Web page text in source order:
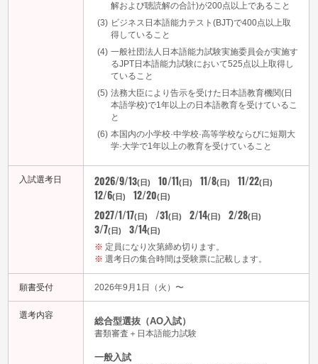
解および聴読解の合計)が200点以上であること
ビジネス日本語能力テスト(BJT)で400点以上取
得していること
一般社団法人日本語能力試験実施委員会が実施す
るJPT日本語能力試験において525点以上取得し
ていること
法務大臣により告示を受けた日本語教育機関(日
本語学校)で1年以上の日本語教育を受けているこ
と
本国内の小学校·中学校·高等学校ならびに短期大
学·大学で1年以上の教育を受けていること
入試選考日 2026/9/13(日) 10/11(日) 11/8(日) 11/22(日)
12/6(日) 12/20(日)
2027/1/17(日) /31(日) 2/14(日) 2/28(日)
3/7(日) 3/14(日)
定員になり次第締め切ります。
選考日の集合時間は受験票に記載します。
願書受付 2026年9月1日（火）〜
選考内容
総合型選抜（AO入試）
書類審査＋日本語能力試験
一般入試